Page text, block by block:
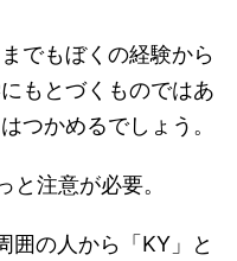
でもぼくの経験から
もとづくものではあ
つかめるでしょう。
注意が必要。
囲の人から「KY」と